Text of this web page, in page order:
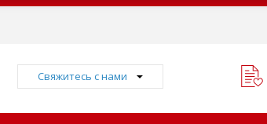
Свяжитесь с нами